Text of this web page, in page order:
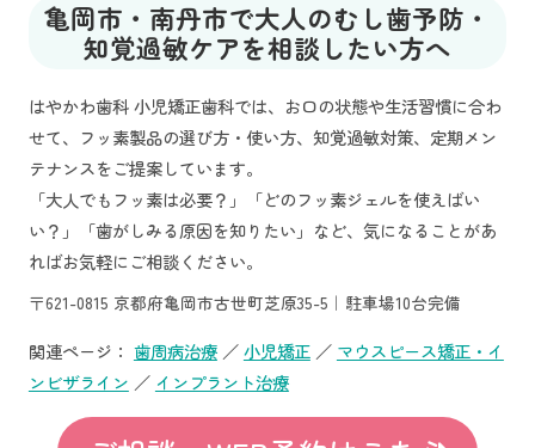
亀岡市・南丹市で大人のむし歯予防・
知覚過敏ケアを相談したい方へ
はやかわ歯科 小児矯正歯科では、お口の状態や生活習慣に合わ
せて、フッ素製品の選び方・使い方、知覚過敏対策、定期メン
テナンスをご提案しています。
「大人でもフッ素は必要？」「どのフッ素ジェルを使えばい
い？」「歯がしみる原因を知りたい」など、気になることがあ
ればお気軽にご相談ください。
〒621-0815 京都府亀岡市古世町芝原35-5｜駐車場10台完備
関連ページ： 歯周病治療／小児矯正／ マウスピース矯正・イ
ンビザライン ／ インプラント治療